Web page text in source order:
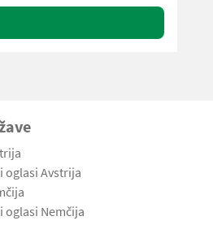
oglasi Avstrija
oglasi Nemčija